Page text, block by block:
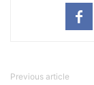
Previous article